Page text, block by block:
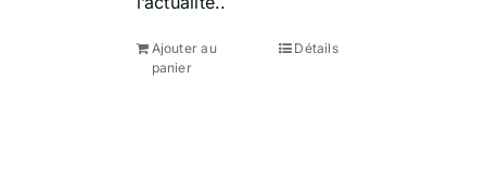
Ajouter au
panier
Détails